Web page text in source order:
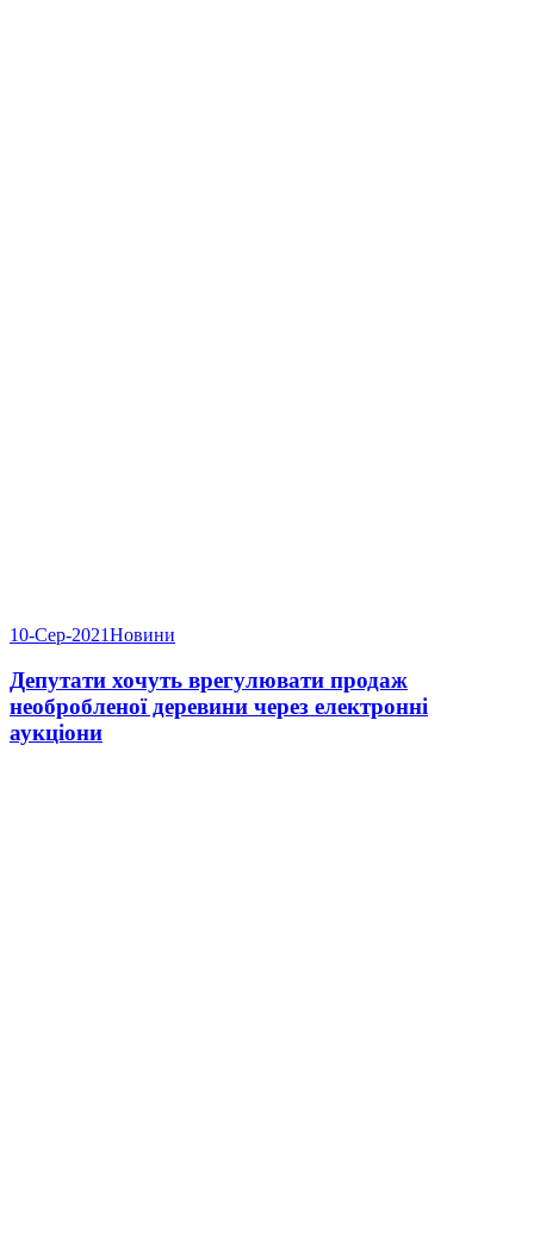
10-Сер-2021Новини
Депутати хочуть врегулювати продаж
необробленої деревини через електронні
аукціони